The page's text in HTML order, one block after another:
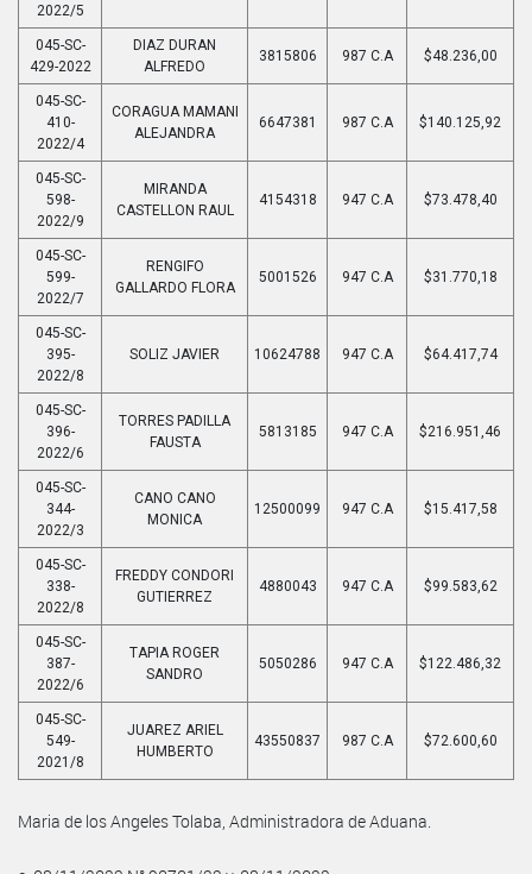
2022/5
045-SC-
429-2022
DIAZ DURAN
ALFREDO
3815806 987 C.A $48.236,00
045-SC-
410-
2022/4
CORAGUA MAMANI
ALEJANDRA
6647381 987 C.A $140.125,92
045-SC-
598-
2022/9
MIRANDA
CASTELLON RAUL
4154318 947 C.A $73.478,40
045-SC-
599-
2022/7
RENGIFO
GALLARDO FLORA
5001526 947 C.A $31.770,18
045-SC-
395-
2022/8
SOLIZ JAVIER 10624788 947 C.A $64.417,74
045-SC-
396-
2022/6
TORRES PADILLA
FAUSTA
5813185 947 C.A $216.951,46
045-SC-
344-
2022/3
CANO CANO
MONICA
12500099 947 C.A $15.417,58
045-SC-
338-
2022/8
FREDDY CONDORI
GUTIERREZ
4880043 947 C.A $99.583,62
045-SC-
387-
2022/6
TAPIA ROGER
SANDRO
5050286 947 C.A $122.486,32
045-SC-
549-
2021/8
JUAREZ ARIEL
HUMBERTO
43550837 987 C.A $72.600,60
Maria de los Angeles Tolaba, Administradora de Aduana.